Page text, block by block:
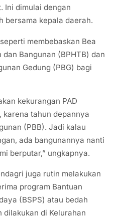
Ini dimulai dengan
bersama kepala daerah.
membebaskan Bea
Bangunan (BPHTB) dan
Gedung (PBG) bagi
kekurangan PAD
karena tahun depannya
(PBB). Jadi kalau
ada bangunannya nanti
berputar,” ungkapnya.
juga rutin melakukan
program Bantuan
(BSPS) atau bedah
dilakukan di Kelurahan